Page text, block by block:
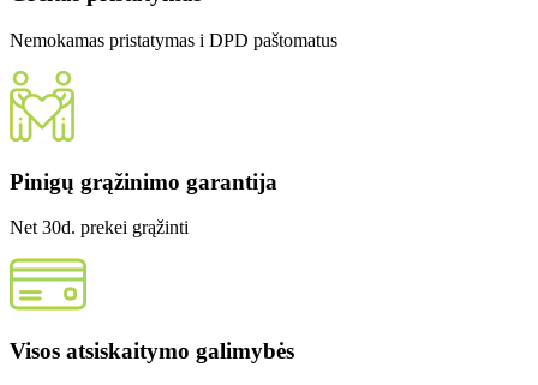
Nemokamas pristatymas i DPD paštomatus
Pinigų grąžinimo garantija
Net 30d. prekei grąžinti
Visos atsiskaitymo galimybės